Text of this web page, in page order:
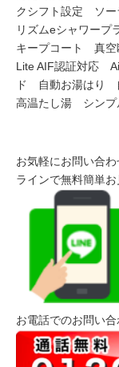
クシフト設定 ソ
リズムeシャワー
キープコート 真
Lite AIF認証対応
ド 自動お湯はり
高温たし湯 シン
お気軽にお問い合わ
ラインで無料簡単
お電話でのお問い